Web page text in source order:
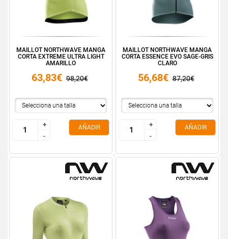
MAILLOT NORTHWAVE MANGA
CORTA EXTREME ULTRA LIGHT
AMARILLO
63,83€ 98,20€
+
-
+
-
AÑADIR
MAILLOT NORTHWAVE MANGA
CORTA ESSENCE EVO SAGE-GRIS
CLARO
56,68€ 87,20€
+
-
+
-
AÑADIR